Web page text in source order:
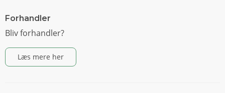
Forhandler
Bliv forhandler?
Læs mere her